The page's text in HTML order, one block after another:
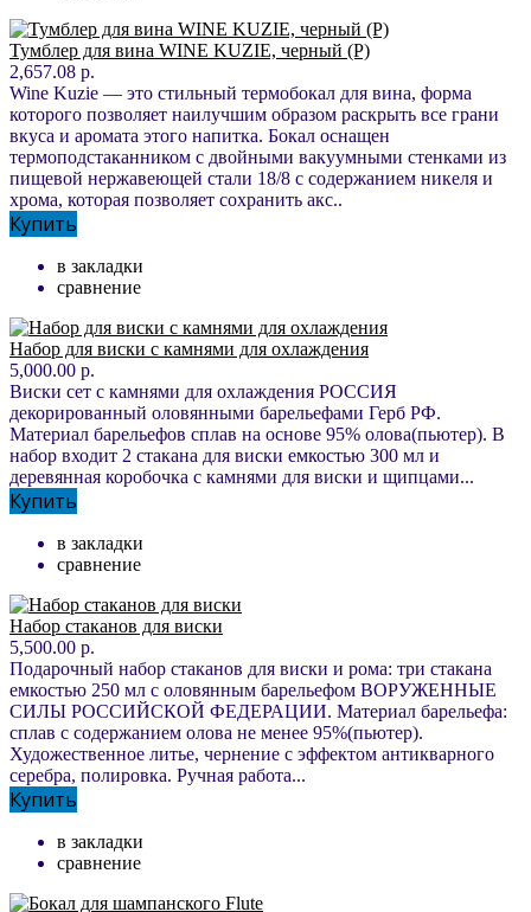
Тумблер для вина WINE KUZIE, черный (P)
2,657.08 р.
Wine Kuzie — это стильный термобокал для вина, форма
которого позволяет наилучшим образом раскрыть все грани
вкуса и аромата этого напитка. Бокал оснащен
термоподстаканником с двойными вакуумными стенками из
пищевой нержавеющей стали 18/8 с содержанием никеля и
хрома, которая позволяет сохранить акс..
Купить
в закладки
сравнение
Набор для виски с камнями для охлаждения
5,000.00 р.
Виски сет с камнями для охлаждения РОССИЯ
декорированный оловянными барельефами Герб РФ.
Материал барельефов сплав на основе 95% олова(пьютер). В
набор входит 2 стакана для виски емкостью 300 мл и
деревянная коробочка с камнями для виски и щипцами...
Купить
в закладки
сравнение
Набор стаканов для виски
5,500.00 р.
Подарочный набор стаканов для виски и рома: три стакана
емкостью 250 мл с оловянным барельефом ВОРУЖЕННЫЕ
СИЛЫ РОССИЙСКОЙ ФЕДЕРАЦИИ. Материал барельефа:
сплав с содержанием олова не менее 95%(пьютер).
Художественное литье, чернение с эффектом антикварного
серебра, полировка. Ручная работа...
Купить
в закладки
сравнение